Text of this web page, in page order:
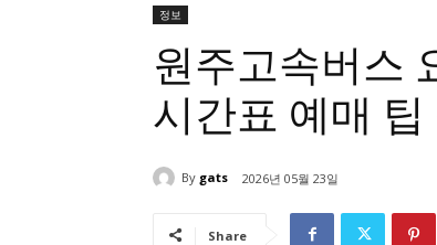
정보
원주고속버스
시간표 예매 팁
By gats 2026년 05월 23일
Share